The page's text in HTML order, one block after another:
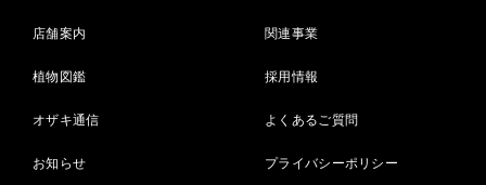
店舗案内
植物図鑑
オザキ通信
お知らせ
関連事業
採用情報
よくあるご質問
プライバシーポリシー